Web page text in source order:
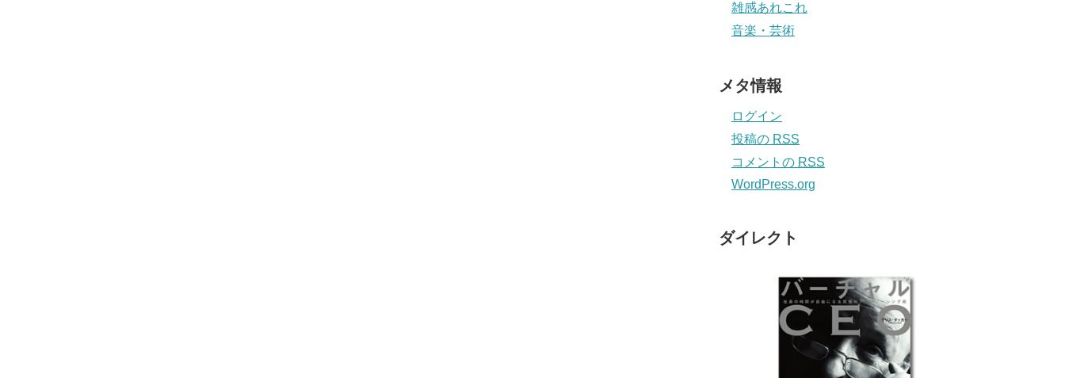
雑感あれこれ
音楽・芸術
メタ情報
ログイン
投稿の RSS
コメントの RSS
WordPress.org
ダイレクト